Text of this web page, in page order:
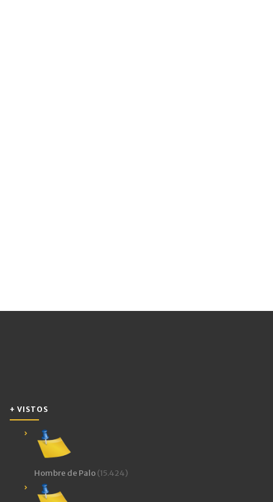
+ VISTOS
Hombre de Palo(15.424)